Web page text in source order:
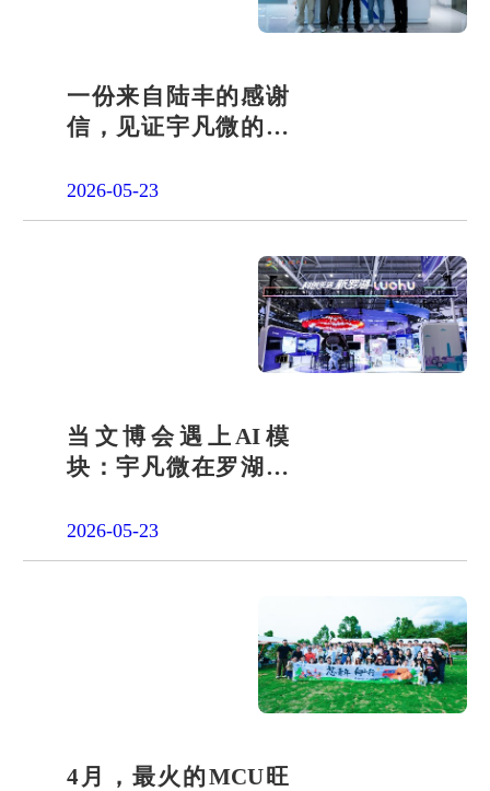
一份来自陆丰的感谢
信，见证宇凡微的社
2026-05-23
当文博会遇上AI模
块：宇凡微在罗湖展
答卷
2026-05-23
4月，最火的MCU旺